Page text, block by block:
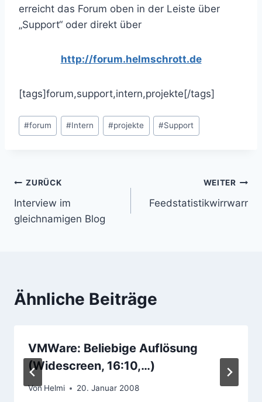
erreicht das Forum oben in der Leiste über
„Support“ oder direkt über
http://forum.helmschrott.de
[tags]forum,support,intern,projekte[/tags]
Schlagworte:
#forum #Intern #projekte #Support
Beitragsnavigation
ZURÜCK
Interview im
gleichnamigen Blog
WEITER
Feedstatistikwirrwarr
Ähnliche Beiträge
VMWare: Beliebige Auflösung
(Widescreen, 16:10,…)
Von Helmi 20. Januar 2008